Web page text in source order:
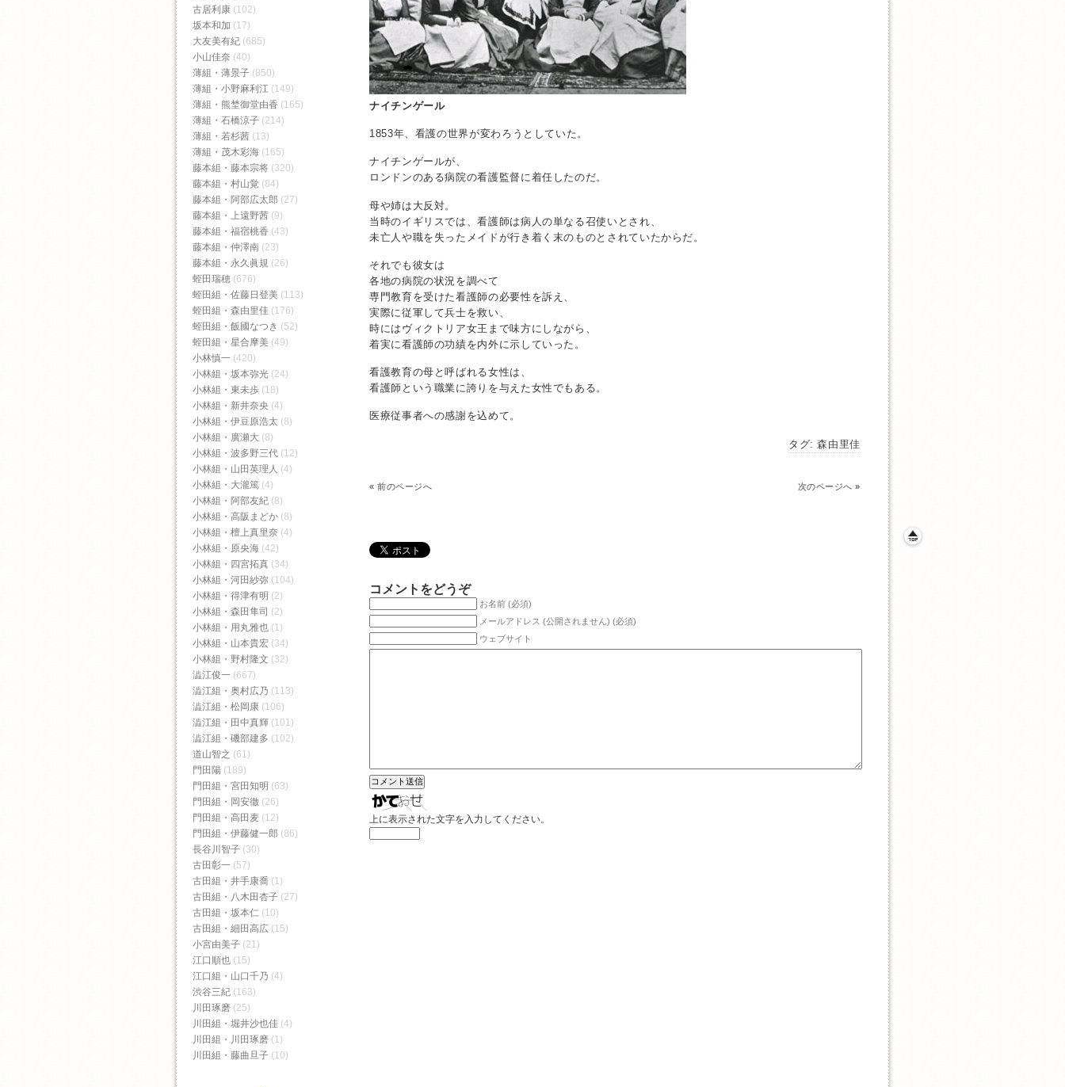
ナイチンゲール
1853年、看護の世界が変わろうとしていた。
ナイチンゲールが、
ロンドンのある病院の看護監督に着任したのだ。
母や姉は大反対。
当時のイギリスでは、看護師は病人の単なる召使いとされ、
未亡人や職を失ったメイドが行き着く末のものとされていたからだ。
それでも彼女は
各地の病院の状況を調べて
専門教育を受けた看護師の必要性を訴え、
実際に従軍して兵士を救い、
時にはヴィクトリア女王まで味方にしながら、
着実に看護師の功績を内外に示していった。
看護教育の母と呼ばれる女性は、
看護師という職業に誇りを与えた女性でもある。
医療従事者への感謝を込めて。
タグ:森由里佳
«前のページへ 次のページへ »
コメントをどうぞ
お名前 (必須)
メールアドレス (公開されません) (必須)
ウェブサイト
上に表示された文字を入力してください。
古居利康 (102)
坂本和加 (17)
大友美有紀 (685)
小山佳奈 (40)
薄組・薄景子 (850)
薄組・小野麻利江 (149)
薄組・熊埜御堂由香 (165)
薄組・石橋涼子 (214)
薄組・若杉茜 (13)
薄組・茂木彩海 (165)
藤本組・藤本宗将 (320)
藤本組・村山覚 (84)
藤本組・阿部広太郎 (27)
藤本組・上遠野茜 (9)
藤本組・福宿桃香‬ (43)
藤本組・仲澤南 (23)
藤本組・永久眞規 (26)
蛭田瑞穂 (676)
蛭田組・佐藤日登美 (113)
蛭田組・森由里佳 (176)
蛭田組・飯國なつき (52)
蛭田組・星合摩美 (49)
小林慎一 (420)
小林組・坂本弥光 (24)
小林組・東未歩 (18)
小林組・新井奈央 (4)
小林組・伊豆原浩太 (8)
小林組・廣瀬大 (8)
小林組・波多野三代 (12)
小林組・山田英理人 (4)
小林組・大瀧篤 (4)
小林組・阿部友紀 (8)
小林組・高阪まどか (8)
小林組・檀上真里奈 (4)
小林組・原央海 (42)
小林組・四宮拓真 (34)
小林組・河田紗弥 (104)
小林組・得津有明 (2)
小林組・森田隼司 (2)
小林組・用丸雅也 (1)
小林組・山本貴宏 (34)
小林組・野村隆文 (32)
澁江俊一 (667)
澁江組・奥村広乃 (113)
澁江組・松岡康 (106)
澁江組・田中真輝 (101)
澁江組・磯部建多 (102)
道山智之 (61)
門田陽 (189)
門田組・宮田知明 (63)
門田組・岡安徹 (26)
門田組・高田麦 (12)
門田組・伊藤健一郎 (86)
長谷川智子 (30)
古田彰一 (57)
古田組・井手康喬 (1)
古田組・八木田杏子 (27)
古田組・坂本仁 (10)
古田組・細田高広 (15)
小宮由美子 (21)
江口順也 (15)
江口組・山口千乃 (4)
渋谷三紀 (163)
川田琢磨 (25)
川田組・堀井沙也佳 (4)
川田組・川田琢磨 (1)
川田組・藤曲旦子 (10)